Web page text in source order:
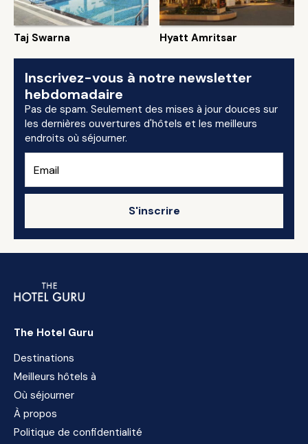
Taj Swarna Hyatt Amritsar
Inscrivez-vous à notre newsletter
hebdomadaire
Pas de spam. Seulement des mises à jour douces sur
les dernières ouvertures d'hôtels et les meilleurs
endroits où séjourner.
S'inscrire
The Hotel Guru
Destinations
Meilleurs hôtels à
Où séjourner
À propos
Politique de confidentialité